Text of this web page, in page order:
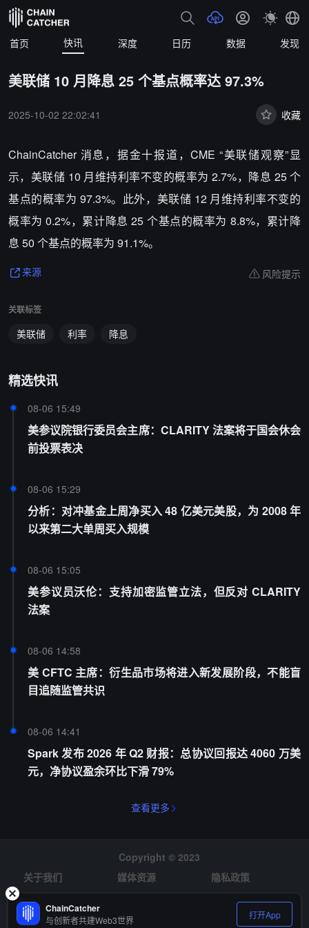
首页 快讯 深度 日历 数据 发现
美联储 10 月降息 25 个基点概率达 97.3%
2025-10-02 22:02:41 收藏
ChainCatcher 消息，据金十报道，CME “美联储观察”显
示，美联储 10 月维持利率不变的概率为 2.7%，降息 25 个
基点的概率为 97.3%。此外，美联储 12 月维持利率不变的
概率为 0.2%，累计降息 25 个基点的概率为 8.8%，累计降
息 50 个基点的概率为 91.1%。
来源 风险提示
关联标签
美联储 利率 降息
精选快讯
08-06 15:49
美参议院银行委员会主席：CLARITY 法案将于国会休会
前投票表决
08-06 15:29
分析：对冲基金上周净买入 48 亿美元美股，为 2008 年
以来第二大单周买入规模
08-06 15:05
美参议员沃伦：支持加密监管立法，但反对 CLARITY
法案
08-06 14:58
美 CFTC 主席：衍生品市场将进入新发展阶段，不能盲
目追随监管共识
08-06 14:41
Spark 发布 2026 年 Q2 财报：总协议回报达 4060 万美
元，净协议盈余环比下滑 79%
查看更多
Copyright © 2023
关于我们
媒体资源
隐私政策
风险提示
招聘
ChainCatcher
与创新者共建Web3世界 打开App